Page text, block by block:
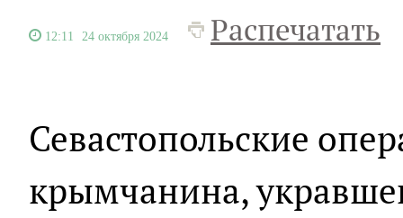
12:11 24 октября 2024 Распечатать
Севастопольские
крымчанина,